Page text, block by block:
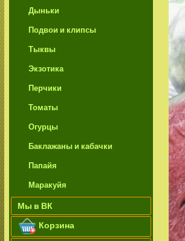
Дыньки
Подвои и клипсы
Тыквы
Экзотика
Перчики
Томаты
Огурцы
Баклажаны и кабачки
Папайя
Маракуйя
Мы в ВК
Корзина